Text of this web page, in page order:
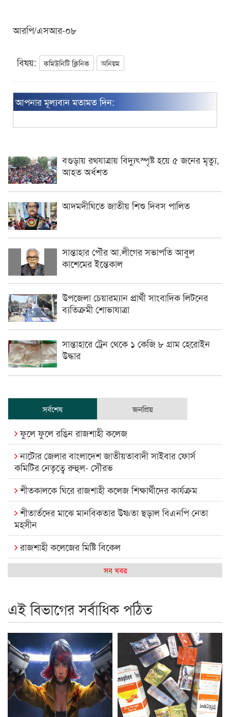
আরপি/এসআর-০৮
বিষয়: কমিউনিটি ক্লিনিক অনিয়ম
আপনার মূল্যবান মতামত দিন:
বগুড়ায় রথযাত্রায় বিদ্যুৎস্পৃষ্ট হয়ে ৫ জনের মৃত্যু,
আহত অর্ধশত
আদমদীঘিতে জাতীয় শিশু দিবস পালিত
সান্তাহার পৌর আ.লীগের সভাপতি আবুল
কাশেমের ইন্তেকাল
উপজেলা চেয়ারম্যান প্রার্থী সাংবাদিক লিটনের
ব্যতিক্রমী শোভাযাত্রা
সান্তাহারে ট্রেন থেকে ১ কেজি ৮ গ্রাম হেরোইন
উদ্ধার
সর্বশেষ জনপ্রিয়
ফুলে ফুলে রঙিন রাজশাহী কলেজ
নাটোর জেলার বাংলাদেশ জাতীয়তাবাদী সাইবার ফোর্স
কমিটির নেতৃত্বে রুহুল- সৌরভ
শীতকালকে ঘিরে রাজশাহী কলেজ শিক্ষার্থীদের কার্যক্রম
শীতার্তদের মাঝে মানবিকতার উষ্ণতা ছড়াল বিএনপি নেতা
মহসীন
রাজশাহী কলেজের মিষ্টি বিকেল
কেমন আছে আমাদের দেশের মধ্যবিত্তরা
রাজশাইন একাডেমির ফল প্রকাশ ও পুরস্কার বিতরণ
রাজশাহী কলেজের শিক্ষার্থী শাখাওয়াত পেলেন স্টার এক্সিলেন্স
অ্যাওয়ার্ড
বিশ্ব নদী বিবস উপলক্ষে নদী সুরক্ষায় নাওযাত্রা
খেলার মাঠে বানানো হয়েছে গর্ত ঝুঁকিতে আষাড়িয়াদহর দুই
বিদ্যালয়
সব খবর
এই বিভাগের সর্বাধিক পঠিত